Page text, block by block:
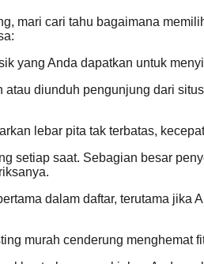
mari cari tahu bagaimana
yang Anda dapatkan untuk
diunduh pengunjung dari
lebar pita tak terbatas,
setiap saat. Sebagian besar
dalam daftar, terutama
murah cenderung menghemat